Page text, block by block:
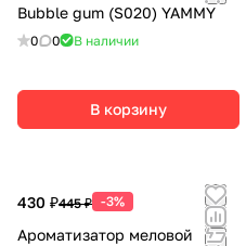
Bubble gum (S020) YAMMY
0 0 В наличии
В корзину
430 ₽445 ₽ -3%
Ароматизатор меловой